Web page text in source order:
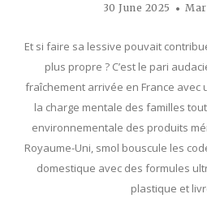
30 June 2025
Et si faire sa lessive pouvait
plus propre ? C’est le pari
fraîchement arrivée en France avec
la charge mentale des familles
environnementale des produits
Royaume-Uni, smol bouscule les
domestique avec des formules
plastique et